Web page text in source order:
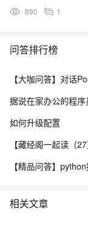
890 1
问答排行榜
据说在家办公的程序
如何升级配置
【精品问答】
相关文章